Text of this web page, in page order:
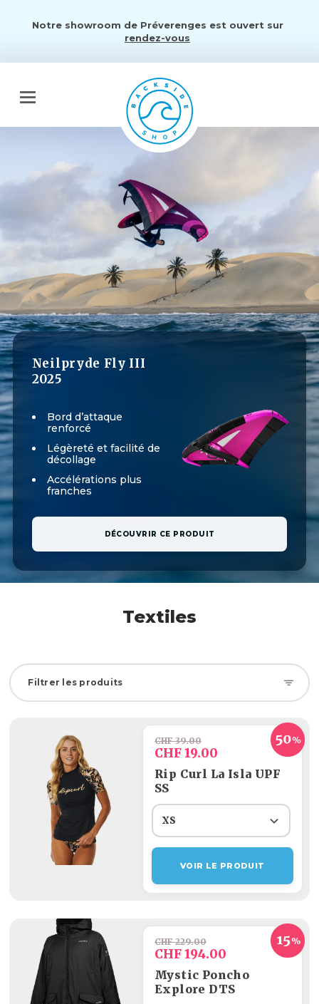
Notre showroom de Préverenges est ouvert sur
rendez-vous
Neilpryde Fly III
2025
Bord d’attaque
renforcé
Légèreté et facilité de
décollage
Accélérations plus
franches
DÉCOUVRIR CE PRODUIT
Textiles
Filtrer les produits
CHF 39.00
CHF 19.00
Rip Curl La Isla UPF
SS
XS
VOIR LE PRODUIT
CHF 229.00
CHF 194.00
Mystic Poncho
Explore DTS